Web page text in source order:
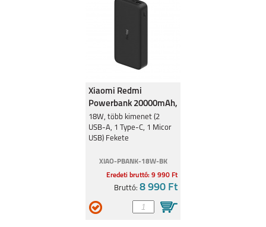
Xiaomi Redmi
Powerbank 20000mAh,
18W, Fekete
18W, több kimenet (2
USB-A, 1 Type-C, 1 Micor
USB) Fekete
XIAO-PBANK-18W-BK
Eredeti bruttó: 9 990 Ft
Bruttó: 8 990 Ft